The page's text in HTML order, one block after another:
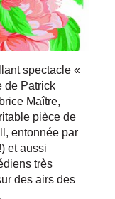
spectacle «
de Patrick
Maître,
pièce de
entonnée par
et aussi
très
des airs des